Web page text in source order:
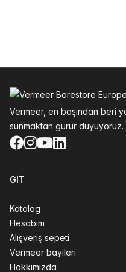
Vermeer, en başından beri
sunmaktan gurur duyuyoruz.
Facebook
Instagram
YouTube
LinkedIn
GIT
Katalog
Hesabım
Alışveriş sepeti
Vermeer bayileri
Hakkımızda